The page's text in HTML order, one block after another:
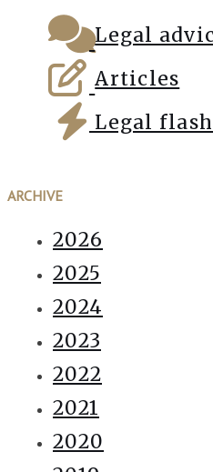
Legal
Articles
Legal
ARCHIVE
2026
2025
2024
2023
2022
2021
2020